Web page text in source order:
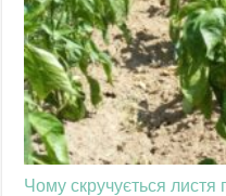
Чому скручується листя